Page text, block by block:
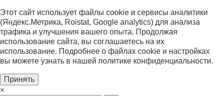
Этот сайт использует файлы cookie и сервисы аналитики
(Яндекс.Метрика, Roistat, Google analytics) для анализа
трафика и улучшения вашего опыта. Продолжая
использование сайта, вы соглашаетесь на их
использование. Подробнее о файлах cookie и настройках
вы можете узнать в нашей политике конфиденциальности.
Принять
×